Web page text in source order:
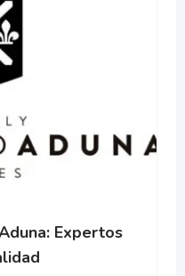
Expertos